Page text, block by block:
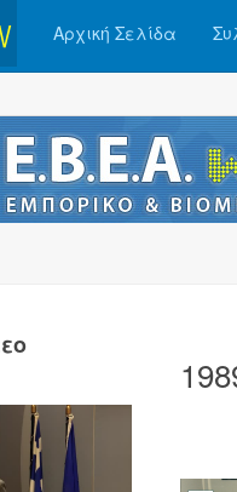
Αρχική Σελίδα